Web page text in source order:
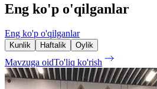
Eng ko'p o'qilganlar
Eng ko'p o'qilganlar
Kunlik Haftalik Oylik
Mavzuga oidTo'liq ko'rish